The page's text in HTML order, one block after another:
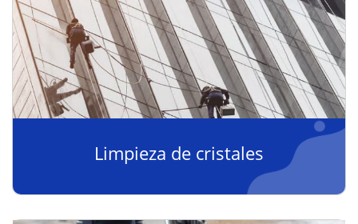
Limpieza de cristales